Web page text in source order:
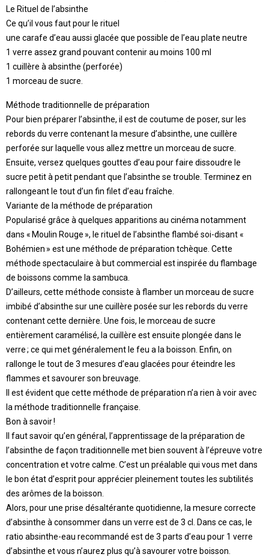
Le Rituel de l’absinthe
Ce qu’il vous faut pour le rituel
une carafe d’eau aussi glacée que possible de l’eau plate neutre
1 verre assez grand pouvant contenir au moins 100 ml
1 cuillère à absinthe (perforée)
1 morceau de sucre.
Méthode traditionnelle de préparation
Pour bien préparer l’absinthe, il est de coutume de poser, sur les
rebords du verre contenant la mesure d’absinthe, une cuillère
perforée sur laquelle vous allez mettre un morceau de sucre.
Ensuite, versez quelques gouttes d’eau pour faire dissoudre le
sucre petit à petit pendant que l’absinthe se trouble. Terminez en
rallongeant le tout d’un fin filet d’eau fraîche.
Variante de la méthode de préparation
Popularisé grâce à quelques apparitions au cinéma notamment
dans « Moulin Rouge », le rituel de l’absinthe flambé soi-disant «
Bohémien » est une méthode de préparation tchèque. Cette
méthode spectaculaire à but commercial est inspirée du flambage
de boissons comme la sambuca.
D’ailleurs, cette méthode consiste à flamber un morceau de sucre
imbibé d’absinthe sur une cuillère posée sur les rebords du verre
contenant cette dernière. Une fois, le morceau de sucre
entièrement caramélisé, la cuillère est ensuite plongée dans le
verre ; ce qui met généralement le feu a la boisson. Enfin, on
rallonge le tout de 3 mesures d’eau glacées pour éteindre les
flammes et savourer son breuvage.
Il est évident que cette méthode de préparation n’a rien à voir avec
la méthode traditionnelle française.
Bon à savoir !
Il faut savoir qu’en général, l’apprentissage de la préparation de
l’absinthe de façon traditionnelle met bien souvent à l’épreuve votre
concentration et votre calme. C’est un préalable qui vous met dans
le bon état d’esprit pour apprécier pleinement toutes les subtilités
des arômes de la boisson.
Alors, pour une prise désaltérante quotidienne, la mesure correcte
d’absinthe à consommer dans un verre est de 3 cl. Dans ce cas, le
ratio absinthe-eau recommandé est de 3 parts d’eau pour 1 verre
d’absinthe et vous n’aurez plus qu’à savourer votre boisson.